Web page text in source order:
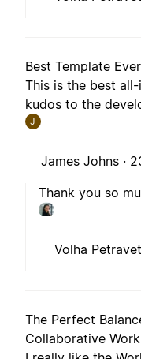
Best Template
This is the best
kudos to the
J
James Johns ·
Thank you so
Volha
The Perfect
Collaborative Work